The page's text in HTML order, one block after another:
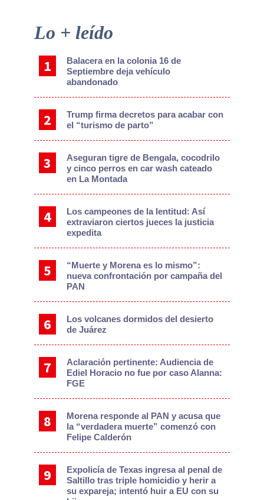
Primary
Lo + leído
Balacera en la colonia 16 de
Septiembre deja vehículo
abandonado
Trump firma decretos para acabar con
el “turismo de parto”
Aseguran tigre de Bengala, cocodrilo
y cinco perros en car wash cateado
en La Montada
Los campeones de la lentitud: Así
extraviaron ciertos jueces la justicia
expedita
“Muerte y Morena es lo mismo”:
nueva confrontación por campaña del
PAN
Los volcanes dormidos del desierto
de Juárez
Aclaración pertinente: Audiencia de
Ediel Horacio no fue por caso Alanna:
FGE
Morena responde al PAN y acusa que
la “verdadera muerte” comenzó con
Felipe Calderón
Expolicía de Texas ingresa al penal de
Saltillo tras triple homicidio y herir a
su expareja; intentó huir a EU con su